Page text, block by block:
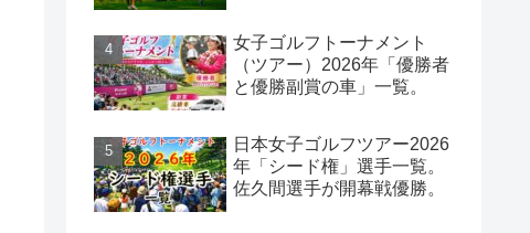
女子ゴルフトーナメント
（ツアー）2026年「優勝者
と優勝副賞の車」一覧。
日本女子ゴルフツアー2026
年「シード権」選手一覧。
佐久間選手が開幕戦優勝。